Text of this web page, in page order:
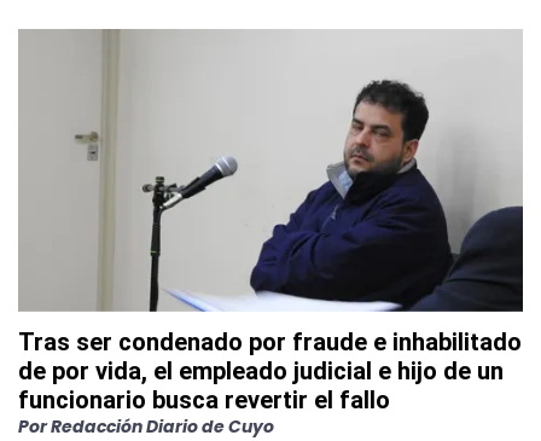
Tras ser condenado por fraude e inhabilitado
de por vida, el empleado judicial e hijo de un
funcionario busca revertir el fallo
PorRedacción Diario de Cuyo